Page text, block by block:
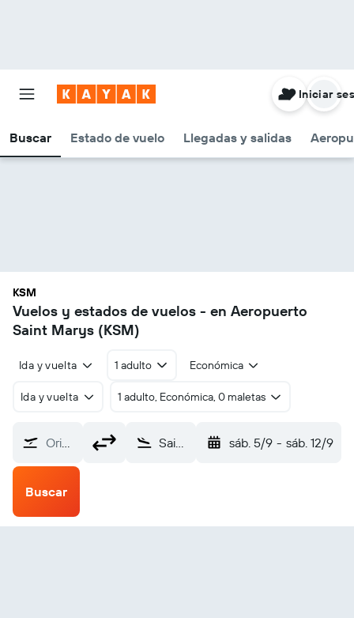
Buscar Estado de vuelo Llegadas y salidas
Iniciar
KSM
Vuelos y estados de vuelos - en Aeropuerto
Saint Marys (KSM)
Ida y vuelta 1 adulto Económica
Ida y vuelta 1 adulto, Económica, 0 maletas
Origen Saint Marys (KSM) sáb. 5/9 - sáb. 12/9
Buscar